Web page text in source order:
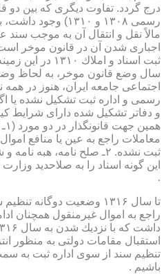
درج گردد. تفاوت دیگری كه بین دو
رسمی ۱۳۰۸ و ۱۳۱۰)
مالاً نقل و انتقال آن به موجب
ثبت اسناد و
سال وضع قانون موخر، به لحاظ
اجتماعی جامعه ایران، هنوز در
رسمی و اداره ثبت تشكیل نشده یا
و دفاتر تشكیل شده دارای شرایط
معاملات راجع به عین یا منافع
ثبت نشده. ۲ـ صلح نامه،
این گونه اسناد را به صلاحدید
.
تا سال ۱۳۱۶ وضعیت
راجع به اموال غیرمنقول همچنان
استقبال مقامات دولتی به منظور
تنظیم سند از سوی اداره ثبت به
باشیم .